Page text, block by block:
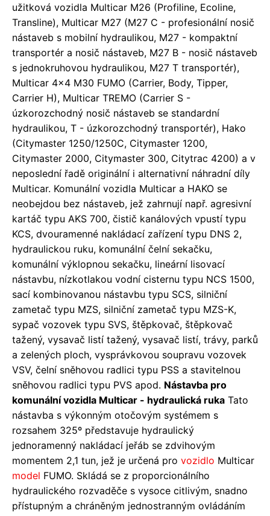
užitková vozidla Multicar M26 (Profiline, Ecoline,
Transline), Multicar M27 (M27 C - profesionální nosič
nástaveb s mobilní hydraulikou, M27 - kompaktní
transportér a nosič nástaveb, M27 B - nosič nástaveb
s jednokruhovou hydraulikou, M27 T transportér),
Multicar 4x4 M30 FUMO (Carrier, Body, Tipper,
Carrier H), Multicar TREMO (Carrier S -
úzkorozchodný nosič nástaveb se standardní
hydraulikou, T - úzkorozchodný transportér), Hako
(Citymaster 1250/1250C, Citymaster 1200,
Citymaster 2000, Citymaster 300, Citytrac 4200) a v
neposlední řadě originální i alternativní náhradní díly
Multicar. Komunální vozidla Multicar a HAKO se
neobejdou bez nástaveb, jež zahrnují např. agresivní
kartáč typu AKS 700, čistič kanálových vpustí typu
KCS, dvouramenné nakládací zařízení typu DNS 2,
hydraulickou ruku, komunální čelní sekačku,
komunální výklopnou sekačku, lineární lisovací
nástavbu, nízkotlakou vodní cisternu typu NCS 1500,
sací kombinovanou nástavbu typu SCS, silniční
zametač typu MZS, silniční zametač typu MZS-K,
sypač vozovek typu SVS, štěpkovač, štěpkovač
tažený, vysavač listí tažený, vysavač listí, trávy, parků
a zelených ploch, vysprávkovou soupravu vozovek
VSV, čelní sněhovou radlici typu PSS a stavitelnou
sněhovou radlici typu PVS apod. Nástavba pro
komunální vozidla Multicar - hydraulická ruka Tato
nástavba s výkonným otočovým systémem s
rozsahem 325º představuje hydraulický
jednoramenný nakládací jeřáb se zdvihovým
momentem 2,1 tun, jež je určená pro vozidlo Multicar
model FUMO. Skládá se z proporcionálního
hydraulického rozvaděče s vysoce citlivým, snadno
přístupným a chráněným jednostranným ovládáním